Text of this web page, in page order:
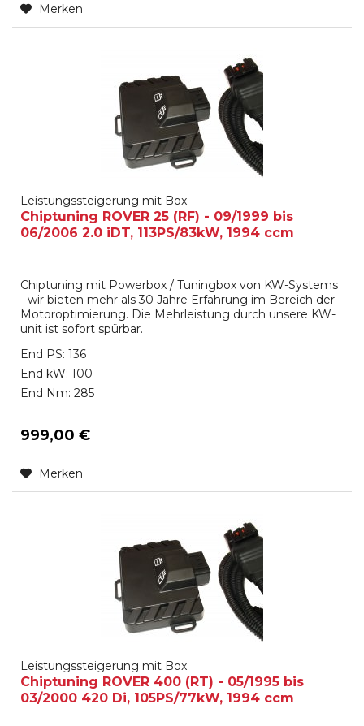
Merken
Leistungssteigerung mit Box
Chiptuning ROVER 25 (RF) - 09/1999 bis
06/2006 2.0 iDT, 113PS/83kW, 1994 ccm
Chiptuning mit Powerbox / Tuningbox von KW-Systems
- wir bieten mehr als 30 Jahre Erfahrung im Bereich der
Motoroptimierung. Die Mehrleistung durch unsere KW-
unit ist sofort spürbar.
End PS: 136
End kW: 100
End Nm: 285
999,00 €
Merken
Leistungssteigerung mit Box
Chiptuning ROVER 400 (RT) - 05/1995 bis
03/2000 420 Di, 105PS/77kW, 1994 ccm